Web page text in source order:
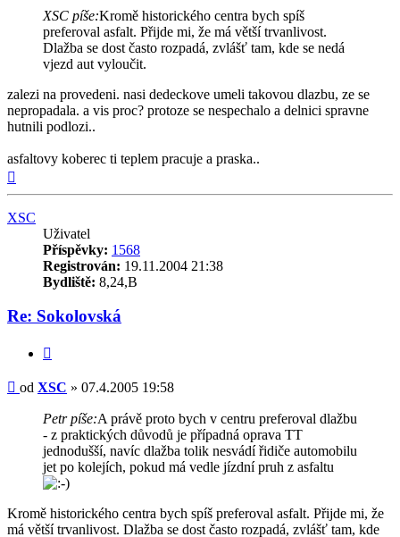
XSC píše:Kromě historického centra bych spíš
preferoval asfalt. Přijde mi, že má větší trvanlivost.
Dlažba se dost často rozpadá, zvlášť tam, kde se nedá
vjezd aut vyloučit.
zalezi na provedeni. nasi dedeckove umeli takovou dlazbu, ze se
nepropadala. a vis proc? protoze se nespechalo a delnici spravne
hutnili podlozi..
asfaltovy koberec ti teplem pracuje a praska..
XSC
Uživatel
Příspěvky: 1568
Registrován: 19.11.2004 21:38
Bydliště: 8,24,B
Re: Sokolovská
Příspěvek
od XSC » 07.4.2005 19:58
Petr píše:A právě proto bych v centru preferoval dlažbu
- z praktických důvodů je případná oprava TT
jednodušší, navíc dlažba tolik nesvádí řidiče automobilu
jet po kolejích, pokud má vedle jízdní pruh z asfaltu
Kromě historického centra bych spíš preferoval asfalt. Přijde mi, že
má větší trvanlivost. Dlažba se dost často rozpadá, zvlášť tam, kde